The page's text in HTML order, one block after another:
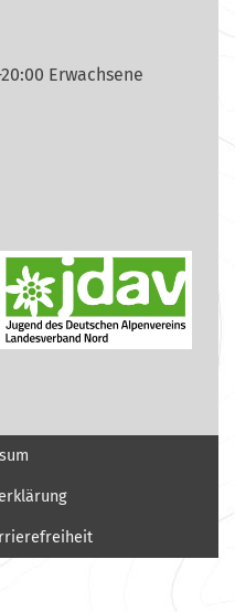
Erwachsene